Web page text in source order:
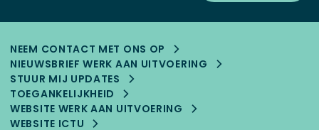
NEEM CONTACT MET ONS OP
NIEUWSBRIEF WERK AAN UITVOERING
STUUR MIJ UPDATES
TOEGANKELIJK­HEID
WEBSITE WERK AAN UITVOERING
WEBSITE ICTU